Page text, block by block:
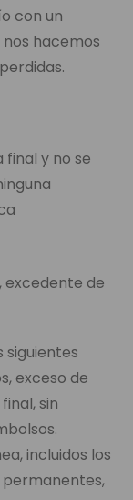
con un
hacemos
final y no se
excedente de
siguientes
exceso de
sin
incluidos los